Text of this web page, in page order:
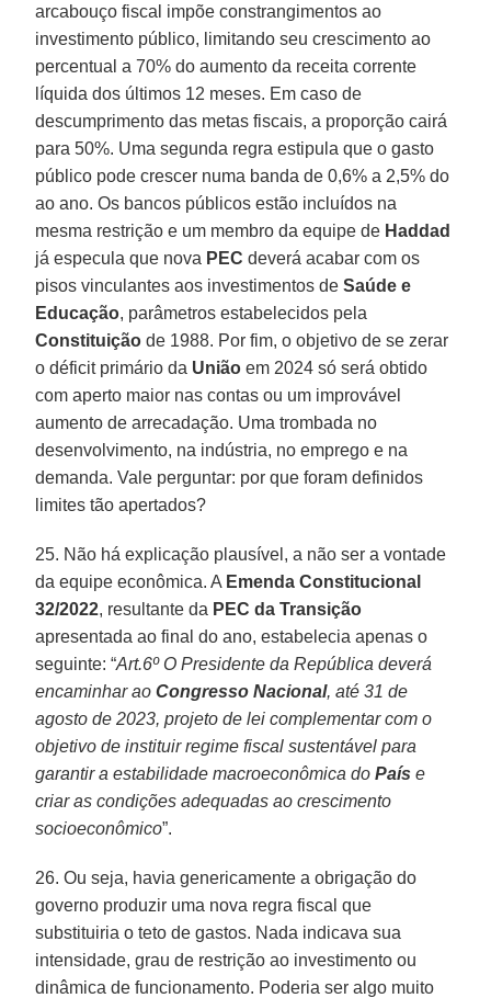
arcabouço fiscal impõe constrangimentos ao
investimento público, limitando seu crescimento ao
percentual a 70% do aumento da receita corrente
líquida dos últimos 12 meses. Em caso de
descumprimento das metas fiscais, a proporção cairá
para 50%. Uma segunda regra estipula que o gasto
público pode crescer numa banda de 0,6% a 2,5% do
ao ano. Os bancos públicos estão incluídos na
mesma restrição e um membro da equipe de Haddad
já especula que nova PEC deverá acabar com os
pisos vinculantes aos investimentos deSaúde e
Educação, parâmetros estabelecidos pela
Constituição de 1988. Por fim, o objetivo de se zerar
o déficit primário da União em 2024 só será obtido
com aperto maior nas contas ou um improvável
aumento de arrecadação. Uma trombada no
desenvolvimento, na indústria, no emprego e na
demanda. Vale perguntar: por que foram definidos
limites tão apertados?
25. Não há explicação plausível, a não ser a vontade
da equipe econômica. A Emenda Constitucional
32/2022, resultante da PEC da Transição
apresentada ao final do ano, estabelecia apenas o
seguinte: “Art.6º O Presidente da República deverá
encaminhar ao Congresso Nacional, até 31 de
agosto de 2023, projeto de lei complementar com o
objetivo de instituir regime fiscal sustentável para
garantir a estabilidade macroeconômica doPaís e
criar as condições adequadas ao crescimento
socioeconômico”.
26. Ou seja, havia genericamente a obrigação do
governo produzir uma nova regra fiscal que
substituiria o teto de gastos. Nada indicava sua
intensidade, grau de restrição ao investimento ou
dinâmica de funcionamento. Poderia ser algo muito